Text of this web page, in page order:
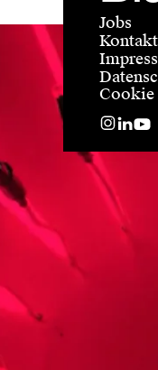
Jobs
Kontakt
Cookie